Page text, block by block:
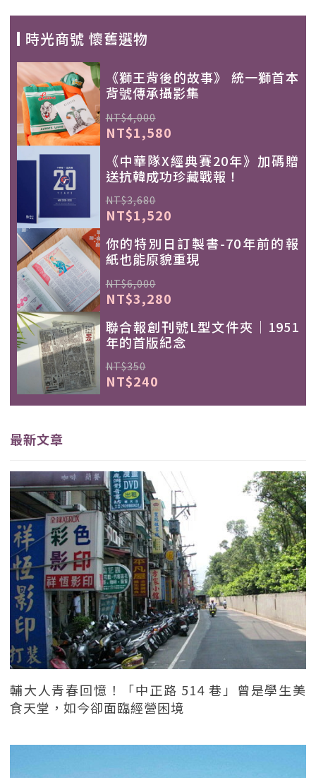
時光商號 懷舊選物
《獅王背後的故事》 統一獅首本
背號傳承攝影集
NT$4,000
NT$1,580
《中華隊X經典賽20年》加碼贈
送抗韓成功珍藏戰報！
NT$3,680
NT$1,520
你的特別日訂製書-70年前的報
紙也能原貌重現
NT$6,000
NT$3,280
聯合報創刊號L型文件夾｜1951
年的首版紀念
NT$350
NT$240
最新文章
輔大人青春回憶！「中正路 514 巷」曾是學生美
食天堂，如今卻面臨經營困境